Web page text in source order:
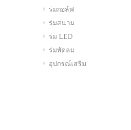
ร่มกอล์ฟ
ร่มสนาม
ร่ม LED
ร่มพัดลม
อุปกรณ์เสริม